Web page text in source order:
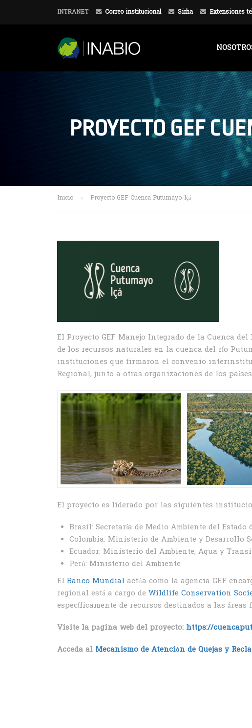
INTRANET Correo institucional Sirha Extensiones
PROYECTO GEF
Inicio Proyecto GEF Cuenca Putumayo-Içá
El Proyecto GEF Manejo Integrado de la Cuenca
de los recursos naturales en la cuenca del río
instituciones que firmaron el convenio
Regional, junto a otras organizaciones de los
El proyecto es liderado por las siguientes
Brasil: Secretaría de Medio Ambiente del Estado
Colombia: Ministerio de Ambiente y Desarrollo
Ecuador: Ministerio del Ambiente, Agua y
Perú: Ministerio del Ambiente
El Banco Mundial actúa como la agencia GEF
regional está a cargo de Wildlife Conservation
específicamente de recursos destinados a las áreas
Visite la página web del proyecto: https://
Acceda al Mecanismo de Atención de Quejas y